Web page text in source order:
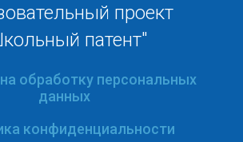
проект
патент"
обработку персональных
данных
конфиденциальности